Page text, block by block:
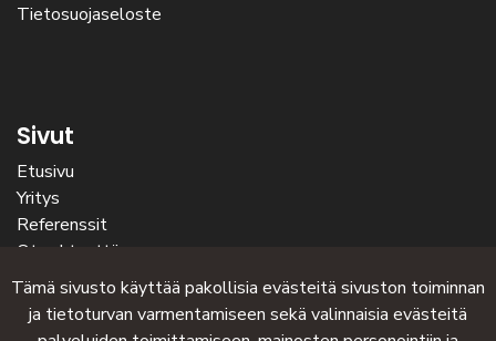
Tämä sivusto käyttää pakollisia evästeitä sivuston toiminnan
ja tietoturvan varmentamiseen sekä valinnaisia evästeitä
Tietosuojaseloste
Sivut
Etusivu
Yritys
Referenssit
Ota yhteyttä
Olemme mukana